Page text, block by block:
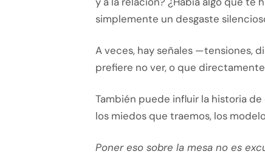
simplemente un desgaste
A veces, hay señales —tensiones,
prefiere no ver, o que
También puede influir la historia
los miedos que traemos, los
Poner eso sobre la mesa no es